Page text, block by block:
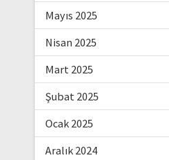
Mayıs 2025
Nisan 2025
Mart 2025
Şubat 2025
Ocak 2025
Aralık 2024